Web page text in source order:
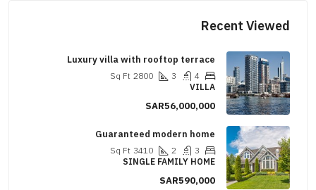
Recent Viewed
Luxury villa with rooftop terrace
2800
Sq Ft
VILLA
SAR56,000,000
Guaranteed modern home
3410
Sq Ft
SINGLE FAMILY HOME
SAR590,000